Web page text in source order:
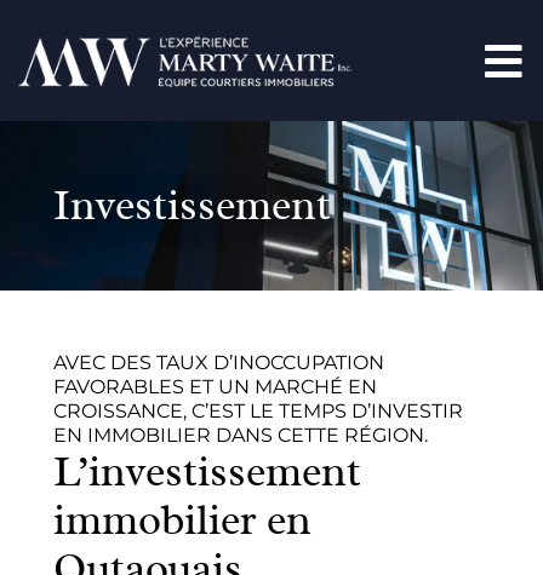
Investissement
AVEC DES TAUX D’INOCCUPATION
FAVORABLES ET UN MARCHÉ EN
CROISSANCE, C’EST LE TEMPS D’INVESTIR
EN IMMOBILIER DANS CETTE RÉGION.
L’investissement
immobilier en